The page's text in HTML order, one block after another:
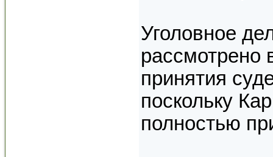
Уголовное
рассмотрено
принятия
поскольку
полностью